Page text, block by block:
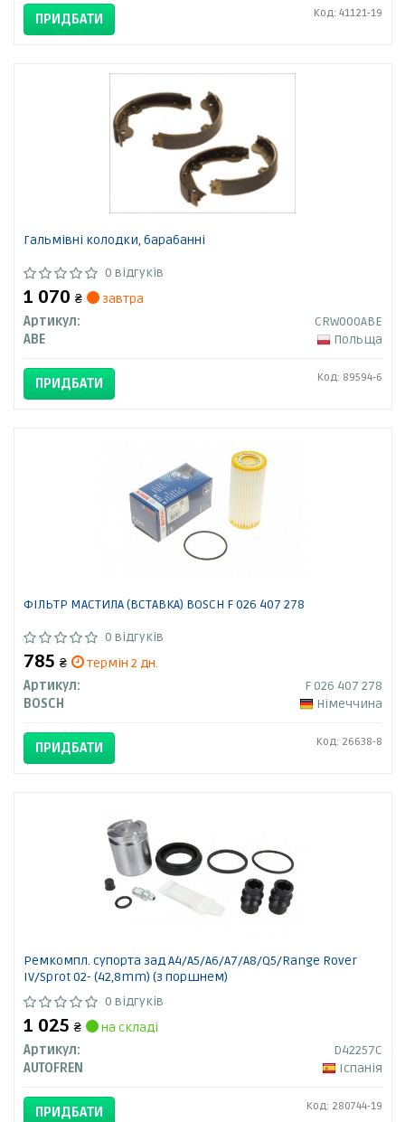
ПРИДБАТИ Код: 41121-19
Гальмівні колодки, барабанні
0 відгуків
1 070 ₴
завтра
Артикул:
CRW000ABE
ABE
Польща
ПРИДБАТИ Код: 89594-6
ФІЛЬТР МАСТИЛА (ВСТАВКА) BOSCH F 026 407 278
0 відгуків
785 ₴
термін 2 дн.
Артикул:
F 026 407 278
BOSCH
Німеччина
ПРИДБАТИ Код: 26638-8
Ремкомпл. супорта зад A4/A5/A6/A7/A8/Q5/Range Rover
IV/Sprot 02- (42,8mm) (з поршнем)
0 відгуків
1 025 ₴
на складі
Артикул:
D42257C
AUTOFREN
Іспанія
ПРИДБАТИ Код: 280744-19